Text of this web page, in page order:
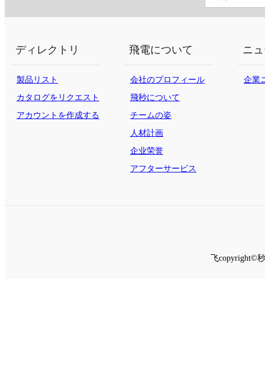
ディレクトリ
製品リスト
カタログをリクエスト
する
アカウントを作成する
飛電について
会社のプロフィール
飛秒について
チームの姿
人材計画
企业荣誉
アフターサービス
ニ
企業
飞copyright©